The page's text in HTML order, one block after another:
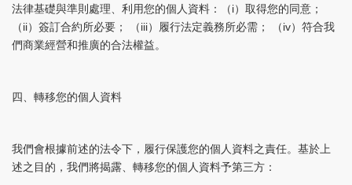
法律基礎與準則處理、利用您的個人資料：（i）取得您的同意；
（ii）簽訂合約所必要； （iii）履行法定義務所必需； （iv）符合我
們商業經營和推廣的合法權益。
四、轉移您的個人資料
我們會根據前述的法令下，履行保護您的個人資料之責任。基於上
述之目的，我們將揭露、轉移您的個人資料予第三方：